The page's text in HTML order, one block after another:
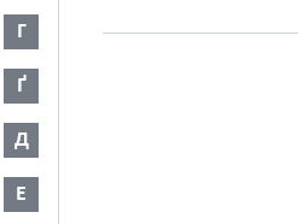
Г
Ґ
Д
Е